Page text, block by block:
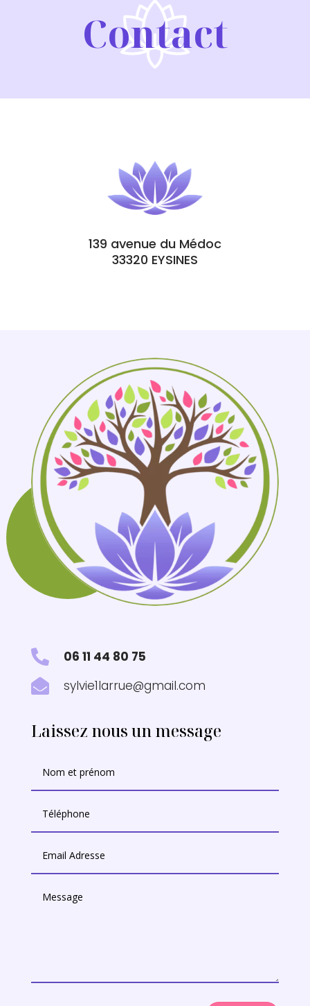
Contact
139 avenue du Médoc
33320 EYSINES
 06 11 44 80 75
 sylvie1larrue@gmail.com
Laissez nous un message